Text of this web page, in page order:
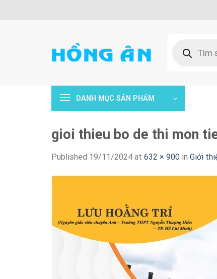
kiếm
DANH MỤC SẢN PHẨM
gioi thieu bo de thi mon
Published 19/11/2024 at 632 × 900 in Giới